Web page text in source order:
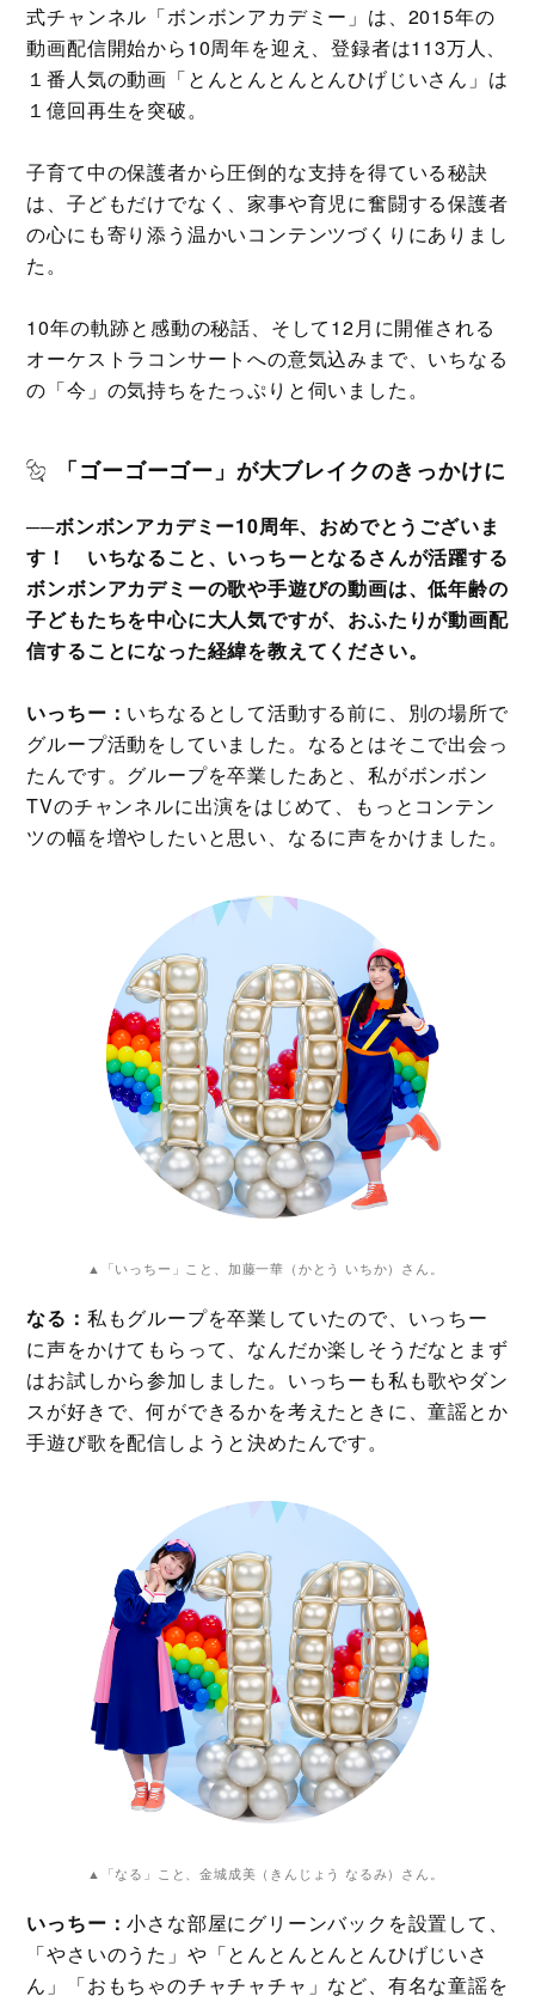
式チャンネル「ボンボンアカデミー」は、2015年の
動画配信開始から10周年を迎え、登録者は113万人、
１番人気の動画「とんとんとんとんひげじいさん」は
１億回再生を突破。
子育て中の保護者から圧倒的な支持を得ている秘訣
は、子どもだけでなく、家事や育児に奮闘する保護者
の心にも寄り添う温かいコンテンツづくりにありまし
た。
10年の軌跡と感動の秘話、そして12月に開催される
オーケストラコンサートへの意気込みまで、いちなる
の「今」の気持ちをたっぷりと伺いました。
「ゴーゴーゴー」が大ブレイクのきっかけに
──ボンボンアカデミー10周年、おめでとうございま
す！ いちなること、いっちーとなるさんが活躍する
ボンボンアカデミーの歌や手遊びの動画は、低年齢の
子どもたちを中心に大人気ですが、おふたりが動画配
信することになった経緯を教えてください。
いっちー： いちなるとして活動する前に、別の場所で
グループ活動をしていました。なるとはそこで出会っ
たんです。グループを卒業したあと、私がボンボン
TVのチャンネルに出演をはじめて、もっとコンテン
ツの幅を増やしたいと思い、なるに声をかけました。
▲「いっちー」こと、加藤一華（かとう いちか）さん。
なる： 私もグループを卒業していたので、いっちー
に声をかけてもらって、なんだか楽しそうだなとまず
はお試しから参加しました。いっちーも私も歌やダン
スが好きで、何ができるかを考えたときに、童謡とか
手遊び歌を配信しようと決めたんです。
▲「なる」こと、金城成美（きんじょう なるみ）さん。
いっちー：小さな部屋にグリーンバックを設置して、
「やさいのうた」や「とんとんとんとんひげじいさ
ん」「おもちゃのチャチャチャ」など、有名な童謡を